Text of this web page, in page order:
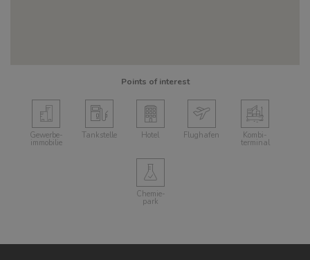
Points of interest
Gewerbe­
immobilie
Tankstelle Hotel Flughafen Kombi­
terminal
Chemie­
park